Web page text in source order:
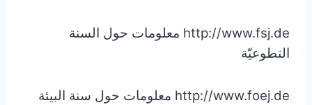
http://www.fsj.de معلومات حول السنة
التطوعيّة
http://www.foej.de معلومات حول سنة البيئة